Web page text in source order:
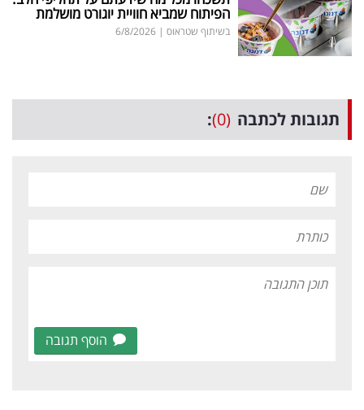
הפיתוח שמביא חוויית יוגורט מושלמת
בשיתוף שטראוס |
6/8/2026
תגובות לכתבה (0)
:
הוסף תגובה